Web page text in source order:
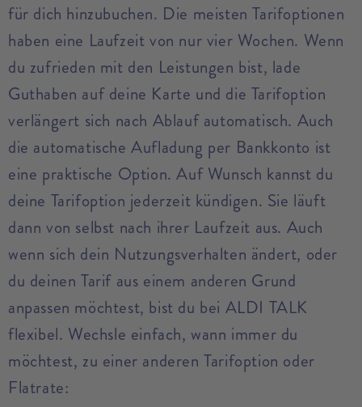
für dich hinzubuchen. Die meisten Tarifoptionen
haben eine Laufzeit von nur vier Wochen. Wenn
du zufrieden mit den Leistungen bist, lade
Guthaben auf deine Karte und die Tarifoption
verlängert sich nach Ablauf automatisch. Auch
die automatische Aufladung per Bankkonto ist
eine praktische Option. Auf Wunsch kannst du
deine Tarifoption jederzeit kündigen. Sie läuft
dann von selbst nach ihrer Laufzeit aus. Auch
wenn sich dein Nutzungsverhalten ändert, oder
du deinen Tarif aus einem anderen Grund
anpassen möchtest, bist du bei ALDI TALK
flexibel. Wechsle einfach, wann immer du
möchtest, zu einer anderen Tarifoption oder
Flatrate: